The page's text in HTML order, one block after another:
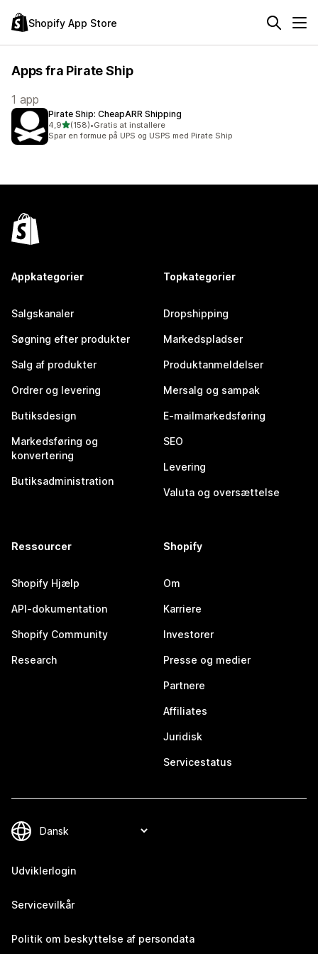
Shopify App Store
Apps fra Pirate Ship
1 app
Pirate Ship: CheapARR Shipping
4,9ud af 5 stjerner
(158)
158 anmeldelser i alt
•Gratis at installere
Spar en formue på UPS og USPS med Pirate Ship
Appkategorier
Salgskanaler
Søgning efter produkter
Salg af produkter
Ordrer og levering
Butiksdesign
Markedsføring og
konvertering
Butiksadministration
Topkategorier
Dropshipping
Markedspladser
Produktanmeldelser
Mersalg og sampak
E-mailmarkedsføring
SEO
Levering
Valuta og oversættelse
Ressourcer
Shopify Hjælp
API-dokumentation
Shopify Community
Research
Shopify
Om
Karriere
Investorer
Presse og medier
Partnere
Affiliates
Juridisk
Servicestatus
Udviklerlogin
Servicevilkår
Politik om beskyttelse af persondata